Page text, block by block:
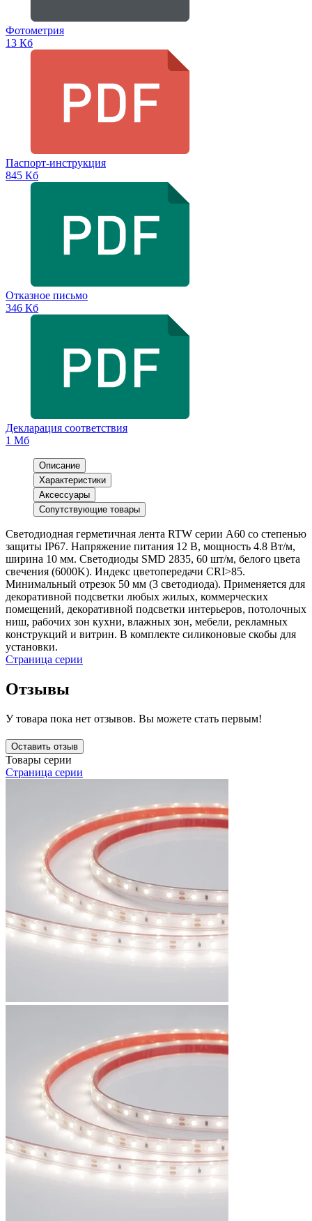
Фотометрия
13 Кб
Паспорт-инструкция
845 Кб
Отказное письмо
346 Кб
Декларация соответствия
1 Мб
Описание
Характеристики
Аксессуары
Сопутствующие товары
Светодиодная герметичная лента RTW серии A60 со степенью
защиты IP67. Напряжение питания 12 В, мощность 4.8 Вт/м,
ширина 10 мм. Светодиоды SMD 2835, 60 шт/м, белого цвета
свечения (6000K). Индекс цветопередачи CRI>85.
Минимальный отрезок 50 мм (3 светодиода). Применяется для
декоративной подсветки любых жилых, коммерческих
помещений, декоративной подсветки интерьеров, потолочных
ниш, рабочих зон кухни, влажных зон, мебели, рекламных
конструкций и витрин. В комплекте силиконовые скобы для
установки.
Страница серии
Отзывы
У товара пока нет отзывов. Вы можете стать первым!
Оставить отзыв
Товары серии
Страница серии